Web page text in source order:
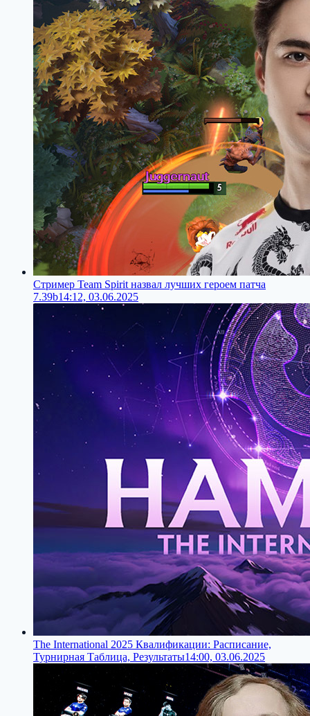
Стример Team Spirit назвал лучших героем патча
7.39b14:12, 03.06.2025
The International 2025 Квалификации: Расписание,
Турнирная Таблица, Результаты14:00, 03.06.2025